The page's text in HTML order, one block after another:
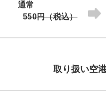
通常
550円（税込）
取り扱い空